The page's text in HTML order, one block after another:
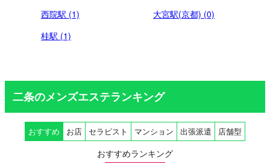
西院駅 (1)
大宮駅(京都) (0)
桂駅 (1)
二条のメンズエステランキング
おすすめ お店 セラピスト マンション 出張派遣 店舗型
おすすめランキング